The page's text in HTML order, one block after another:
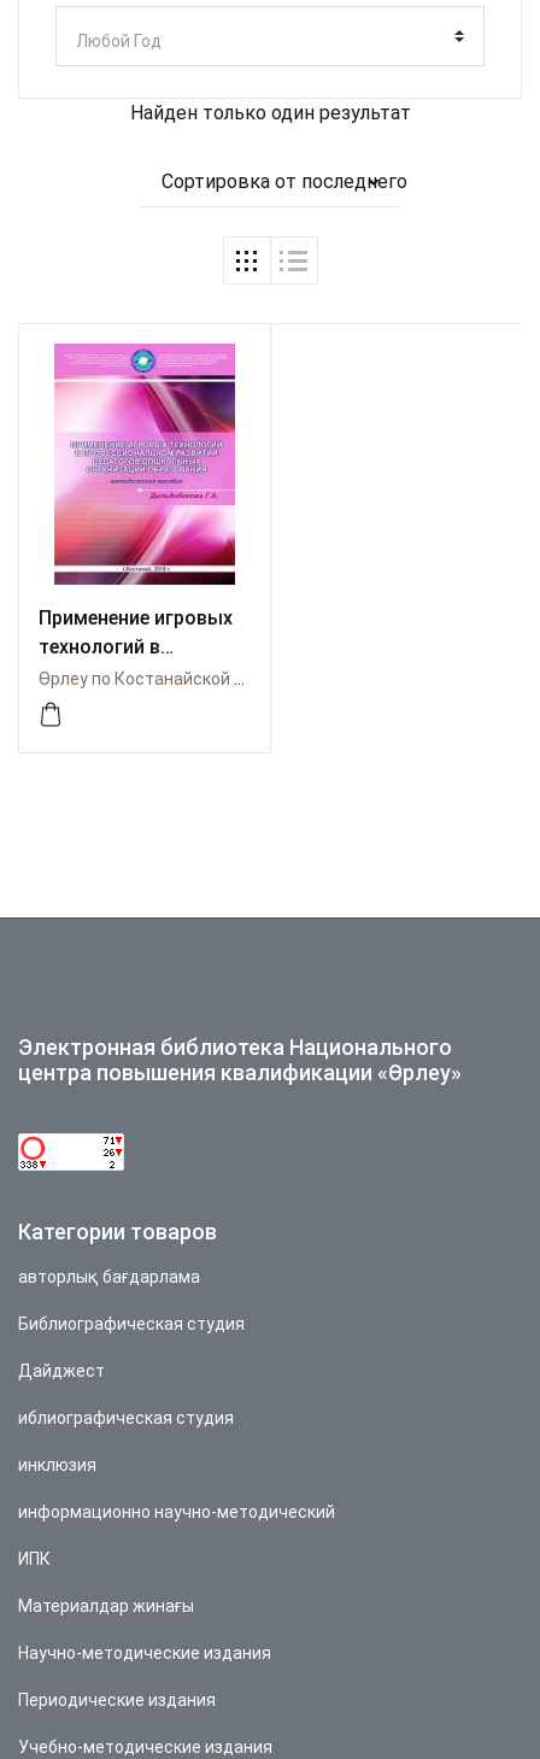
Найден только один результат
Сортировка от последнего
Применение игровых
технологий в
профессиональном
развитии педагогов
дошкольных
Любой Год
Электронная библиотека Национального
центра повышения квалификации «Өрлеу»
Категории товаров
авторлық бағдарлама
Библиографическая студия
Дайджест
иблиографическая студия
инклюзия
информационно научно-методический
ИПК
Материалдар жинағы
Научно-методические издания
Периодические издания
Учебно-методические издания